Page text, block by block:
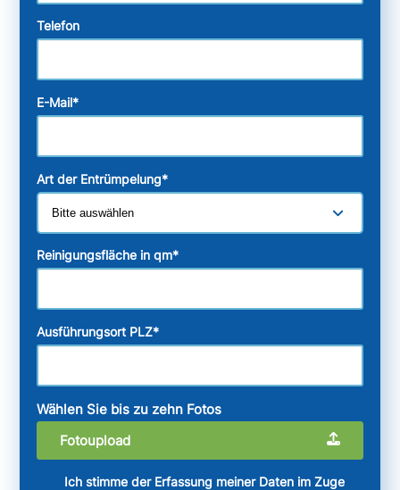
Telefon
E-Mail*
Art der Entrümpelung*
Reinigungsfläche in qm*
Ausführungsort PLZ*
Wählen Sie bis zu zehn Fotos
Fotoupload
Ich stimme der Erfassung meiner Daten im Zuge